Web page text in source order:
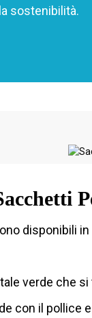
sostenibilità.
disponibili
verde che
con il pollice